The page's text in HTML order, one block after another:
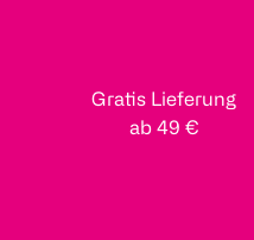
Gratis Lieferung
ab 49 €